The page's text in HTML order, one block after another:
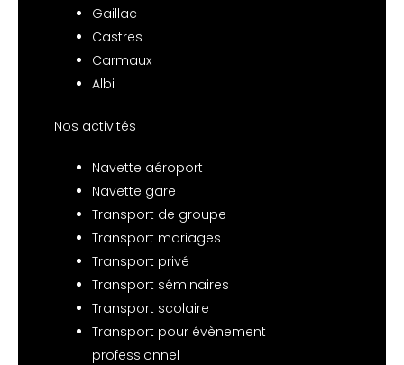
Gaillac
Castres
Carmaux
Albi
Nos activités
Navette aéroport
Navette gare
Transport de groupe
Transport mariages
Transport privé
Transport séminaires
Transport scolaire
Transport pour évènement
professionnel